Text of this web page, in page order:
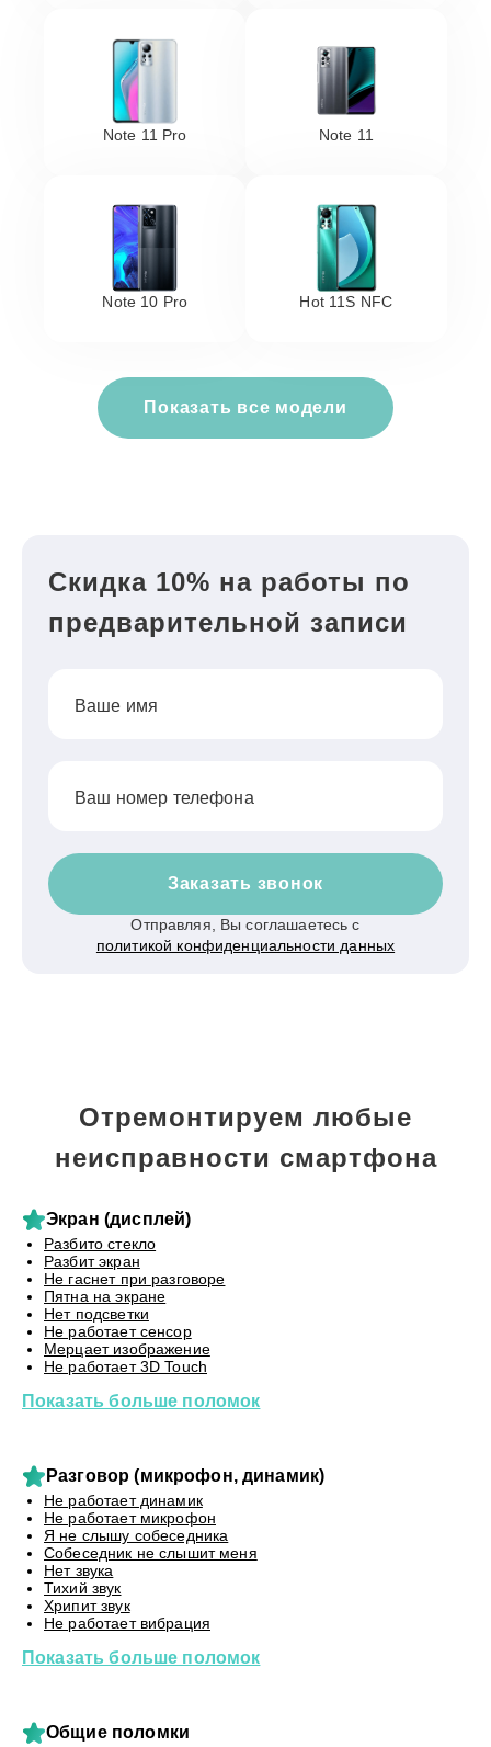
Note 11 Pro Note 11
Note 10 Pro Hot 11S NFC
Показать все модели
Скидка 10% на работы по
предварительной записи
Ваше имя
Ваш номер телефона
Заказать звонок
Отправляя, Вы соглашаетесь с
политикой конфиденциальности данных
Отремонтируем любые
неисправности смартфона
Экран (дисплей)
Разбито стекло
Разбит экран
Не гаснет при разговоре
Пятна на экране
Нет подсветки
Не работает сенсор
Мерцает изображение
Не работает 3D Touch
Показать больше поломок
Разговор (микрофон, динамик)
Не работает динамик
Не работает микрофон
Я не слышу собеседника
Собеседник не слышит меня
Нет звука
Тихий звук
Хрипит звук
Не работает вибрация
Показать больше поломок
Общие поломки